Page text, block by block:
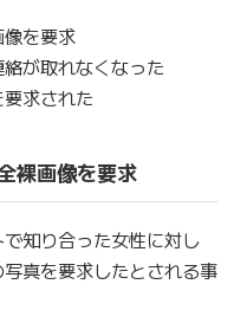
を要求
が取れなくなった
求された
裸画像を要求
知り合った女性に対し
真を要求したとされる事